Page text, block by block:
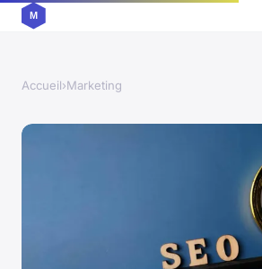
Accueil›Marketing